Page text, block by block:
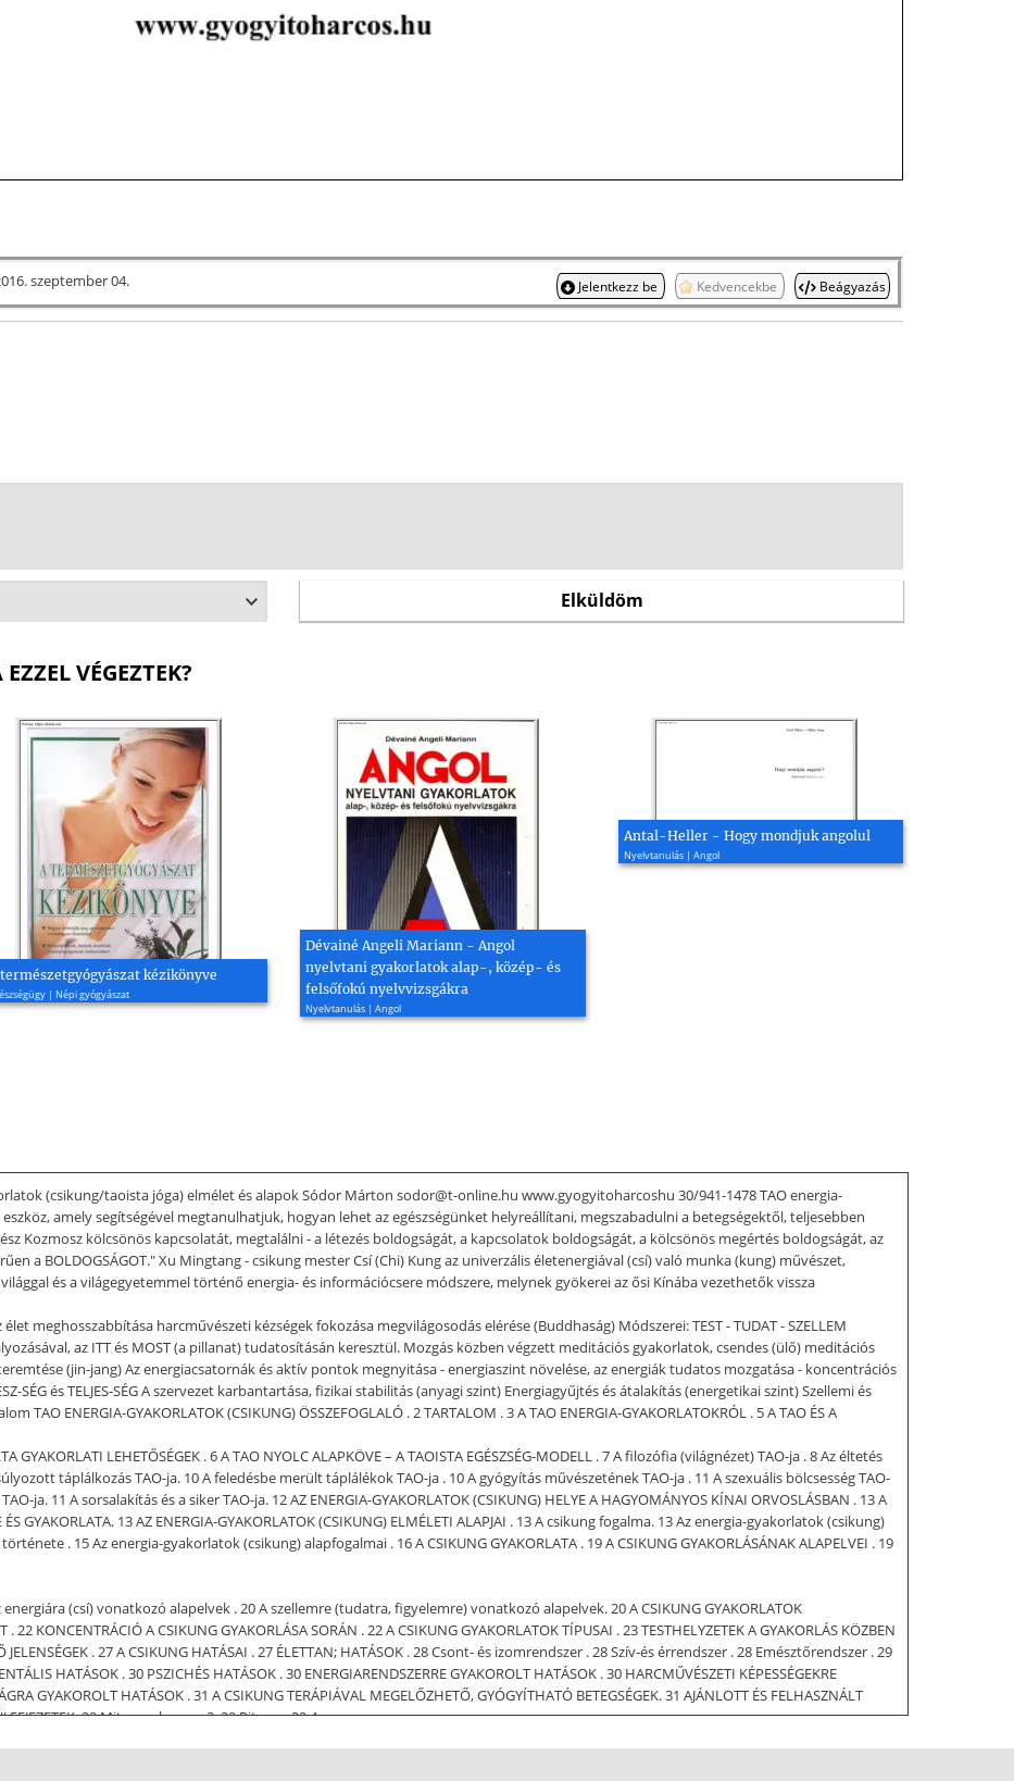
szeptember 04. Jelentkezz be Kedvencekbe Beágyazás
VÉGEZTEK?
kézikönyve
| Népi gyógyászat
Dévainé Angeli Mariann - Angol
nyelvtani gyakorlatok alap-, közép- és
felsőfokú nyelvvizsgákra
Nyelvtanulás | Angol
Antal-Heller - Hogy mondjuk angolul
Nyelvtanulás | Angol
(csikung/taoista jóga) elmélet és alapok Sódor Márton sodor@t-online.hu www.gyogyitoharcoshu 30/941-1478 TAO energia-
amely segítségével megtanulhatjuk, hogyan lehet az egészségünket helyreállítani, megszabadulni a betegségektől, teljesebben
Kozmosz kölcsönös kapcsolatát, megtalálni - a létezés boldogságát, a kapcsolatok boldogságát, a kölcsönös megértés boldogságát, az
a BOLDOGSÁGOT." Xu Mingtang - csikung mester Csí (Chi) Kung az univerzális életenergiával (csí) való munka (kung) művészet,
és a világegyetemmel történő energia- és információcsere módszere, melynek gyökerei az ősi Kínába vezethetők vissza
meghosszabbítása harcművészeti kézségek fokozása megvilágosodás elérése (Buddhaság) Módszerei: TEST - TUDAT - SZELLEM
az ITT és MOST (a pillanat) tudatosításán keresztül. Mozgás közben végzett meditációs gyakorlatok, csendes (ülő) meditációs
(jin-jang) Az energiacsatornák és aktív pontok megnyitása - energiaszint növelése, az energiák tudatos mozgatása - koncentrációs
SÉG és TELJES-SÉG A szervezet karbantartása, fizikai stabilitás (anyagi szint) Energiagyűjtés és átalakítás (energetikai szint) Szellemi és
ENERGIA-GYAKORLATOK (CSIKUNG) ÖSSZEFOGLALÓ . 2 TARTALOM . 3 A TAO ENERGIA-GYAKORLATOKRÓL . 5 A TAO ÉS A
GYAKORLATI LEHETŐSÉGEK . 6 A TAO NYOLC ALAPKÖVE – A TAOISTA EGÉSZSÉG-MODELL . 7 A filozófia (világnézet) TAO-ja . 8 Az éltetés
táplálkozás TAO-ja. 10 A feledésbe merült táplálékok TAO-ja . 10 A gyógyítás művészetének TAO-ja . 11 A szexuális bölcsesség TAO-
ja. 11 A sorsalakítás és a siker TAO-ja. 12 AZ ENERGIA-GYAKORLATOK (CSIKUNG) HELYE A HAGYOMÁNYOS KÍNAI ORVOSLÁSBAN . 13 A
ÉS GYAKORLATA. 13 AZ ENERGIA-GYAKORLATOK (CSIKUNG) ELMÉLETI ALAPJAI . 13 A csikung fogalma. 13 Az energia-gyakorlatok (csikung)
. 15 Az energia-gyakorlatok (csikung) alapfogalmai . 16 A CSIKUNG GYAKORLATA . 19 A CSIKUNG GYAKORLÁSÁNAK ALAPELVEI . 19
(csí) vonatkozó alapelvek . 20 A szellemre (tudatra, figyelemre) vonatkozó alapelvek. 20 A CSIKUNG GYAKORLATOK
. 22 KONCENTRÁCIÓ A CSIKUNG GYAKORLÁSA SORÁN . 22 A CSIKUNG GYAKORLATOK TÍPUSAI . 23 TESTHELYZETEK A GYAKORLÁS KÖZBEN
JELENSÉGEK . 27 A CSIKUNG HATÁSAI . 27 ÉLETTAN; HATÁSOK . 28 Csont- és izomrendszer . 28 Szív-és érrendszer . 28 Emésztőrendszer . 29
HATÁSOK . 30 PSZICHÉS HATÁSOK . 30 ENERGIARENDSZERRE GYAKOROLT HATÁSOK . 30 HARCMŰVÉSZETI KÉPESSÉGEKRE
GYAKOROLT HATÁSOK . 31 A CSIKUNG TERÁPIÁVAL MEGELŐZHETŐ, GYÓGYÍTHATÓ BETEGSÉGEK. 31 AJÁNLOTT ÉS FELHASZNÁLT
FEJEZETEK. 32 Mit vagy hogyan?. 32 Ritmus. 32 4